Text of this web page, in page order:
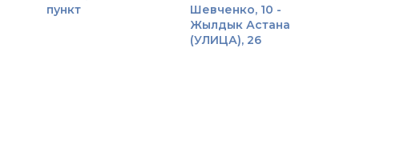
пункт
Шевченко, 10 -
Жылдык Астана
(УЛИЦА), 26